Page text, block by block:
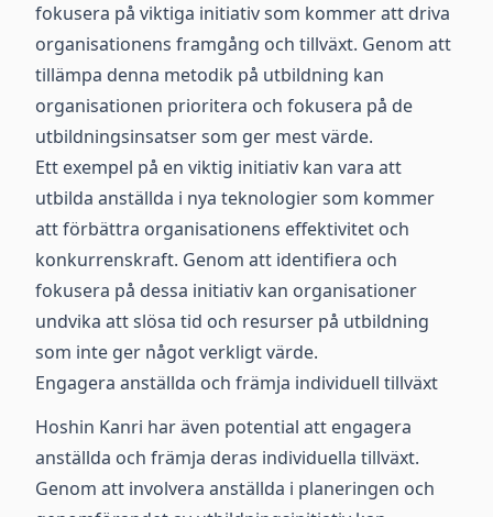
fokusera på viktiga initiativ som kommer att driva
organisationens framgång och tillväxt. Genom att
tillämpa denna metodik på utbildning kan
organisationen prioritera och fokusera på de
utbildningsinsatser som ger mest värde.
Ett exempel på en viktig initiativ kan vara att
utbilda anställda i nya teknologier som kommer
att förbättra organisationens effektivitet och
konkurrenskraft. Genom att identifiera och
fokusera på dessa initiativ kan organisationer
undvika att slösa tid och resurser på utbildning
som inte ger något verkligt värde.
Engagera anställda och främja individuell tillväxt
Hoshin Kanri har även potential att engagera
anställda och främja deras individuella tillväxt.
Genom att involvera anställda i planeringen och